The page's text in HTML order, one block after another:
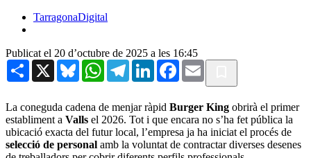
TarragonaDigital
Publicat el 20 d’octubre de 2025 a les 16:45
Share X BlueskyWhatsAppTelegramLinkedInFacebook
Email
La coneguda cadena de menjar ràpid Burger King obrirà el primer
establiment a Valls el 2026. Tot i que encara no s’ha fet pública la
ubicació exacta del futur local, l’empresa ja ha iniciat el procés de
selecció de personal amb la voluntat de contractar diverses desenes